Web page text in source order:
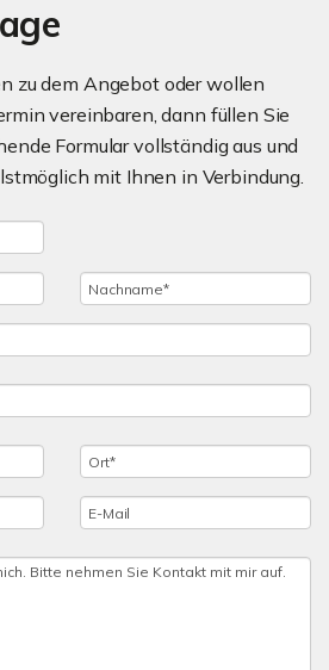
zu dem Angebot oder wollen
vereinbaren, dann füllen Sie
Formular vollständig aus und
mit Ihnen in Verbindung.